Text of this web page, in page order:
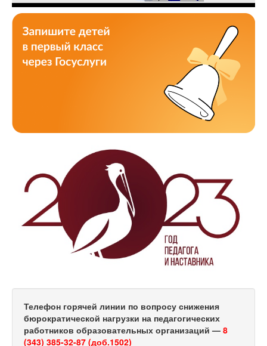
Телефон горячей линии по вопросу снижения
бюрократической нагрузки на педагогических
работников образовательных организаций — 8
(343) 385-32-87 (доб.1502)